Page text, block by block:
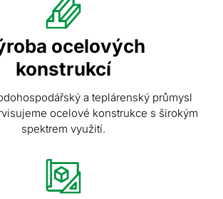
ocelových
konstrukcí
a teplárenský průmysl
ocelové konstrukce s širokým
spektrem využití.